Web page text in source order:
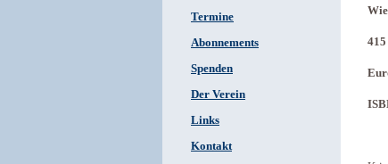
Termine
Abonnements
Spenden
Der Verein
Links
Kontakt